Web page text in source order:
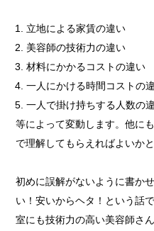
立地による家賃の違い
美容師の技術力の違い
材料にかかるコストの違い
一人にかける時間コストの
一人で掛け持ちする人数の
等によって変動します。他に
で理解してもらえればよいかと
初めに誤解がないように書か
い！安いからヘタ！という話
室にも技術力の高い美容師さ